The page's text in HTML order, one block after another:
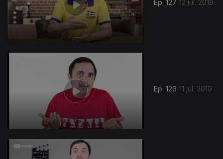
Ep. 127 12 jul. 2019
Ep. 126 11 jul. 2019